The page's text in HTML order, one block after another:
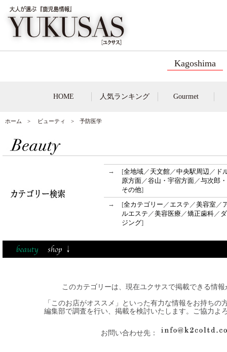
Kagoshima
HOME 人気ランキング Gourmet
ホーム > ビューティ > 予防医学
→ [全地域／ 天文館／中央駅周辺 ／ ド
原方面／谷山・宇宿方面／与次郎
その他]
→
[全カテゴリー ／ エステ ／美容室／
ルエステ ／美容医療／矯正歯科／
ジング]
このカテゴリーは、現在ユクサスで掲載できる情
「このお店がオススメ」といった有力な情報をお持ちの
編集部で調査を行い、掲載を検討いたします。ご協力よ
お問い合わせ先：